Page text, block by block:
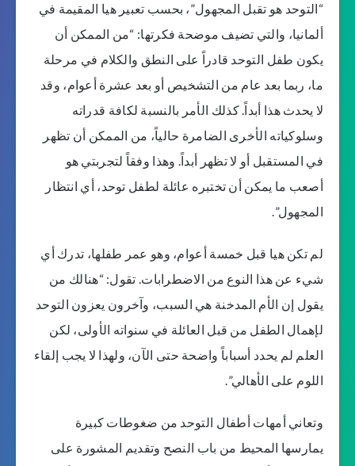
“التوحد هو تقبل المجهول”، بحسب تعبير هيا المقيمة في
ألمانيا، والتي تضيف موضحة فكرتها: “من الممكن أن
يكون طفل التوحد قادراً على النطق والكلام في مرحلة
ما، ربما بعد عام من التشخيص أو بعد عشرة أعوام، وقد
لا يحدث هذا أبداً. كذلك الأمر بالنسبة لكافة قدراته
وسلوكياته الأخرى الضامرة حالياً، من الممكن أن تظهر
في المستقبل أو لا تظهر أبداً. وهذا وفقاً لتجربتي هو
أصعب ما يمكن أن تختبره عائلة لطفل توحد، أي انتظار
المجهول”.
لم تكن هيا قبل خمسة أعوام، وهو عمر طفلها، تدرك أي
شيء عن هذا النوع من الاضطرابات. تقول: “هنالك من
يقول إن الأم المدخنة هي السبب، وآخرون يعزون التوحد
لإهمال الطفل من قبل العائلة في سنواته الأولى، لكن
العلم لم يحدد أسباباً واضحة حتى الآن، ولهذا لا يجب إلقاء
اللوم على الأهالي”.
وتعاني أمهات أطفال التوحد من ضغوطات كبيرة
يمارسها المحيط من باب النصح وتقديم المشورة على